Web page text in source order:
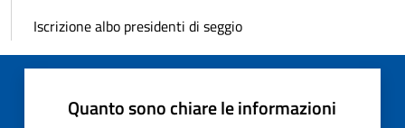
Iscrizione albo presidenti di seggio
Quanto sono chiare le informazioni